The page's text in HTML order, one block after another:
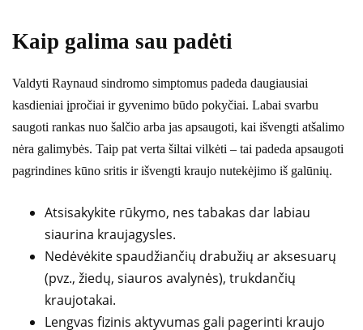
Kaip galima sau padėti
Valdyti Raynaud sindromo simptomus padeda daugiausiai
kasdieniai įpročiai ir gyvenimo būdo pokyčiai. Labai svarbu
saugoti rankas nuo šalčio arba jas apsaugoti, kai išvengti atšalimo
nėra galimybės. Taip pat verta šiltai vilkėti – tai padeda apsaugoti
pagrindines kūno sritis ir išvengti kraujo nutekėjimo iš galūnių.
Atsisakykite rūkymo, nes tabakas dar labiau
siaurina kraujagysles.
Nedėvėkite spaudžiančių drabužių ar aksesuarų
(pvz., žiedų, siauros avalynės), trukdančių
kraujotakai.
Lengvas fizinis aktyvumas gali pagerinti kraujo